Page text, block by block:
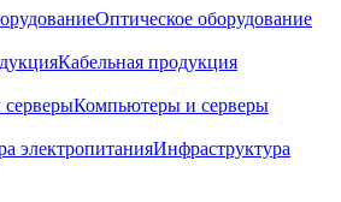
Оптическое оборудование
Кабельная продукция
Компьютеры и серверы
Инфраструктура